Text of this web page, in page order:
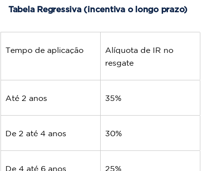
Tabela Regressiva (incentiva o longo prazo)
Tempo de aplicação
Alíquota de IR no
resgate
Até 2 anos 35%
De 2 até 4 anos 30%
De 4 até 6 anos 25%